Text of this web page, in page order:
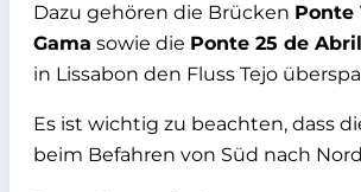
Dazu gehören die Brücken Ponte
Gama sowie die Ponte 25 de Abril
in Lissabon den Fluss Tejo
Es ist wichtig zu beachten, dass
beim Befahren von Süd nach